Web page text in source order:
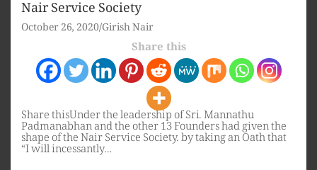
Nair Service Society
October 26, 2020 Girish Nair
Share this
Share thisUnder the leadership of Sri. Mannathu
Padmanabhan and the other 13 Founders had given the
shape of the Nair Service Society. by taking an Oath that
“I will incessantly…